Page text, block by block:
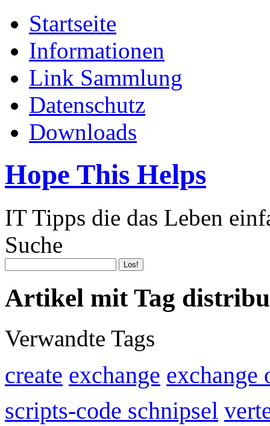
Startseite
Informationen
Link Sammlung
Datenschutz
Downloads
Hope This Helps
IT Tipps die das Leben
Suche
Artikel mit Tag
Verwandte Tags
create exchange exchange
scripts-code schnipsel